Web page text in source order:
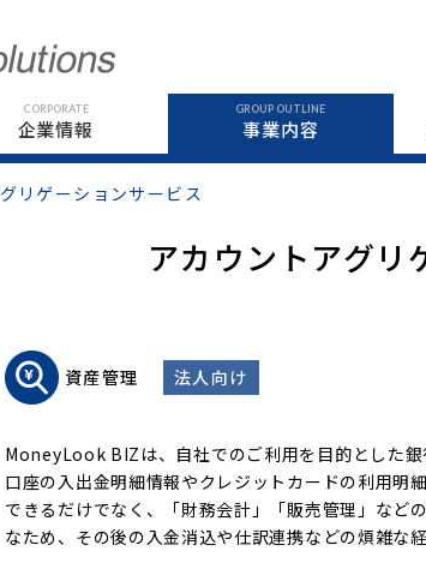
CORPORATE
企業情報
GROUP OUTLINE
事業内容
リゲーションサービス
アカウントアグリ
資産管理 法人向け
MoneyLook BIZは、自社でのご利用を目的とした
口座の入出金明細情報やクレジットカードの利用明
できるだけでなく、「財務会計」「販売管理」など
なため、その後の入金消込や仕訳連携などの煩雑な